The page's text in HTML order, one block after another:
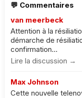
💬 Commentaires
van meerbeck
Attention à la
démarche de
confirmation...
Lire la discussion →
Max Johnson
Cette nouvelle